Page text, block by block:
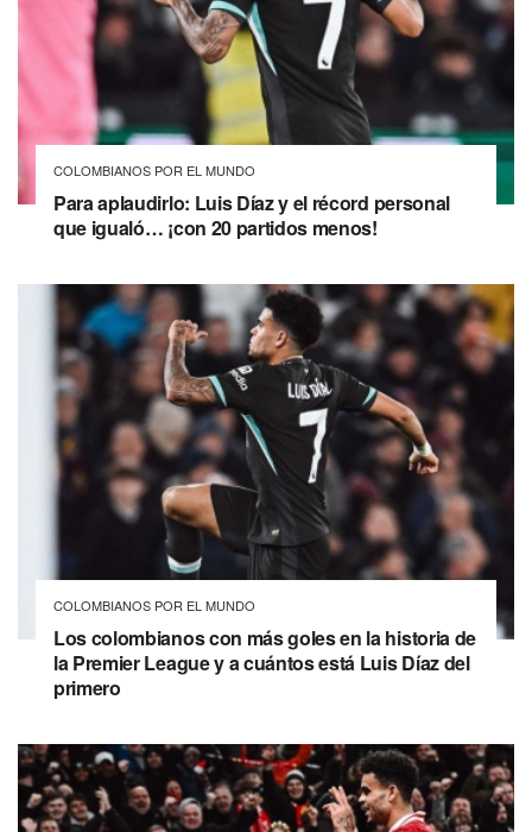
COLOMBIANOS POR EL MUNDO
Para aplaudirlo: Luis Díaz y el récord personal
que igualó… ¡con 20 partidos menos!
COLOMBIANOS POR EL MUNDO
Los colombianos con más goles en la historia de
la Premier League y a cuántos está Luis Díaz del
primero